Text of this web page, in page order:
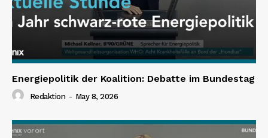
Energiepolitik der Koalition: Debatte im Bundestag
Redaktion - May 8, 2026